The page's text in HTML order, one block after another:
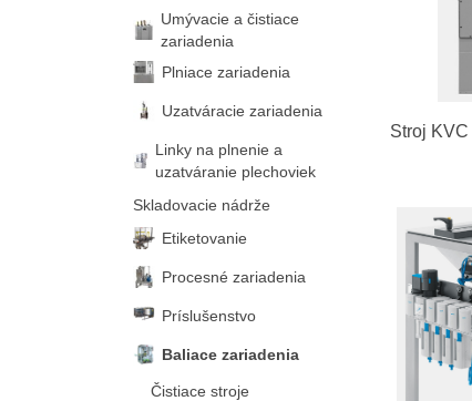
Stroj
Umývacie a čistiace
zariadenia
Plniace zariadenia
Uzatváracie zariadenia
Linky na plnenie a
uzatváranie plechoviek
Skladovacie nádrže
Etiketovanie
Procesné zariadenia
Príslušenstvo
Baliace zariadenia
Čistiace stroje